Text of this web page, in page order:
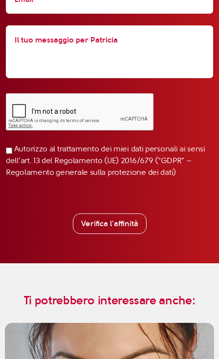
Autorizzo al trattamento dei miei dati personali ai sensi
dell’art. 13 del Regolamento (UE) 2016/679 (“GDPR” –
Regolamento generale sulla protezione dei dati)
Verifica l'affinità
Ti potrebbero interessare anche: